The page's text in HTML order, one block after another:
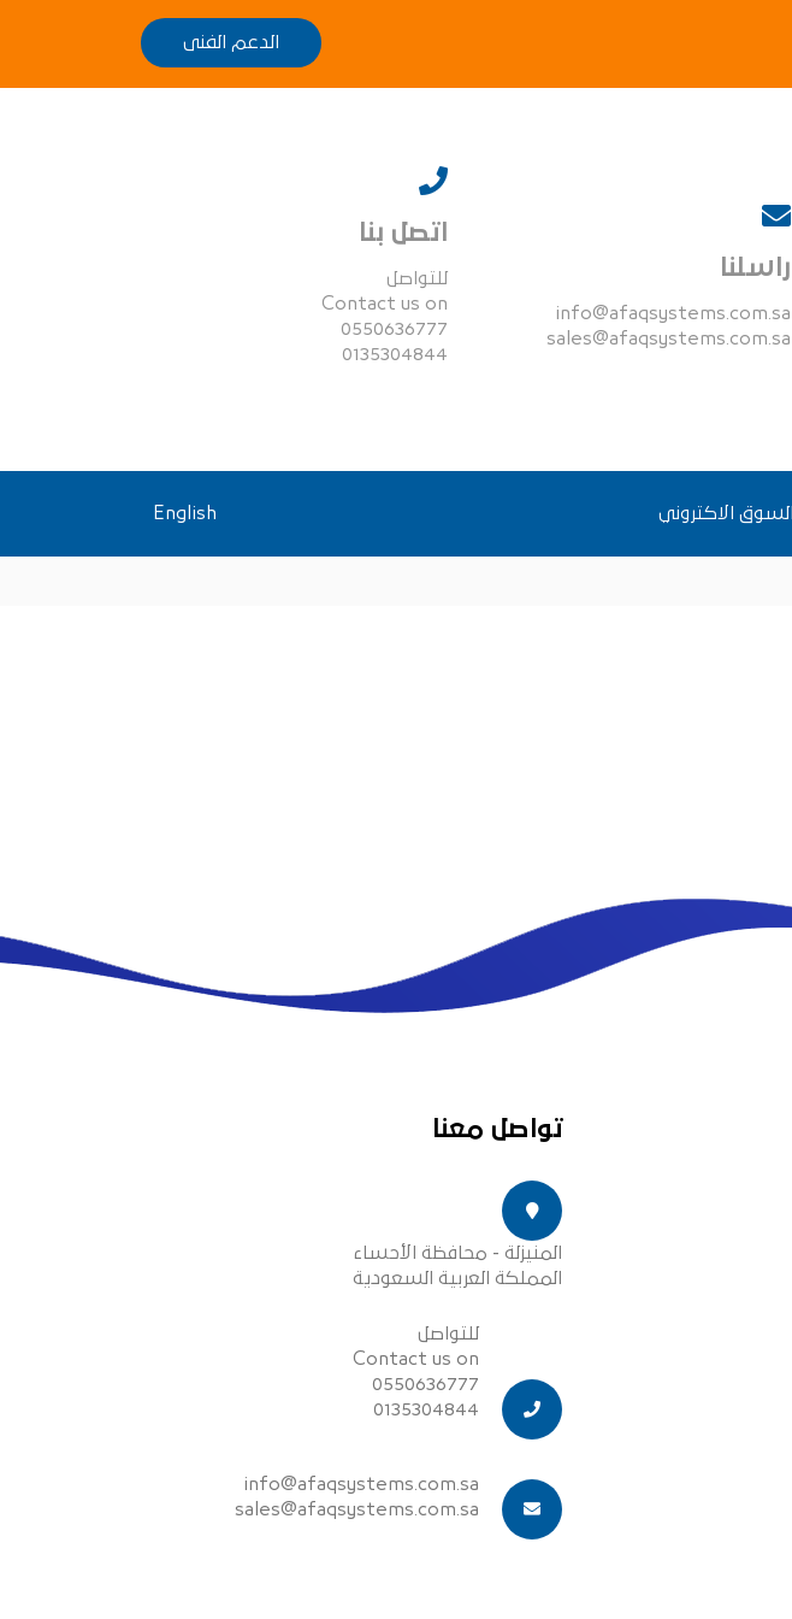
الدعم الفنى
راسلنا
info@afaqsystems.com.sa
sales@afaqsystems.com.sa
اتصل بنا
للتواصل
Contact us on
0550636777
0135304844
السوق الاكتروني English
تواصل معنا
المنيزلة - محافظة الأحساء
المملكة العربية السعودية
للتواصل
Contact us on
0550636777
0135304844
info@afaqsystems.com.sa
sales@afaqsystems.com.sa